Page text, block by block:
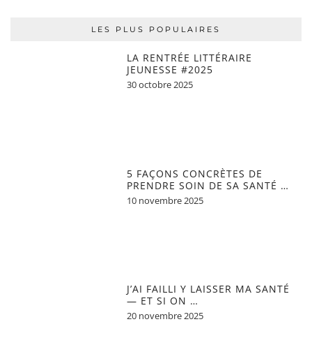
LES PLUS POPULAIRES
LA RENTRÉE LITTÉRAIRE
JEUNESSE #2025
30 octobre 2025
5 FAÇONS CONCRÈTES DE
PRENDRE SOIN DE SA SANTÉ …
10 novembre 2025
J’AI FAILLI Y LAISSER MA SANTÉ
— ET SI ON …
20 novembre 2025